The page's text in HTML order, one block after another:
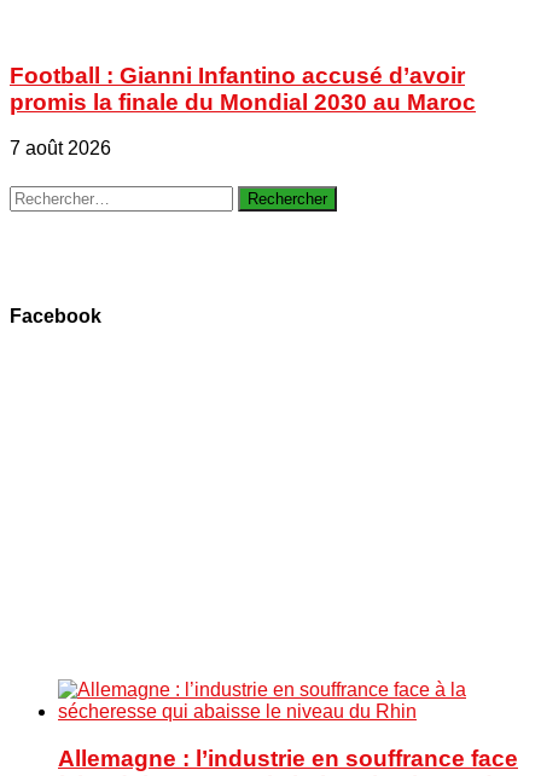
Football : Gianni Infantino accusé d’avoir
promis la finale du Mondial 2030 au Maroc
7 août 2026
Rechercher :
Facebook
Allemagne : l’industrie en souffrance face